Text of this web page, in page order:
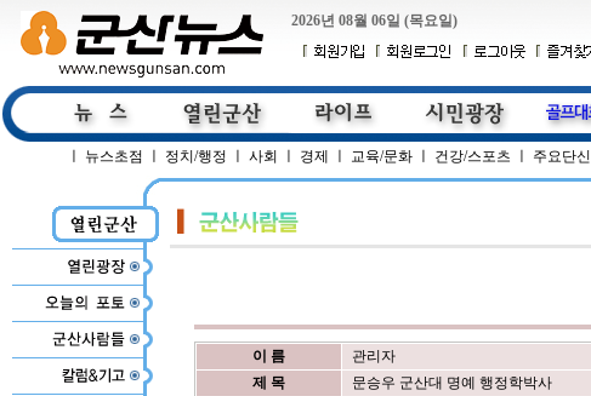
2026년 08월 06일 (목요일)
뉴스초점 정치/행정 사회 경제 교육/문화 건강/스포츠 주요단신
이 름
관리자
제 목
문승우 군산대 명예 행정학박사